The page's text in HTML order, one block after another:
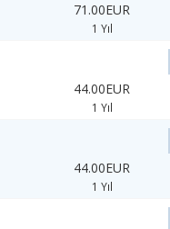
71.00EUR
1 Yıl
44.00EUR
1 Yıl
44.00EUR
1 Yıl